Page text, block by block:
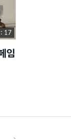
임
17